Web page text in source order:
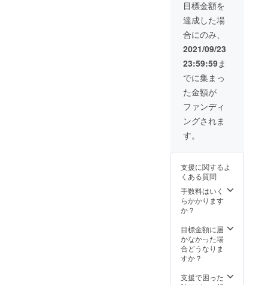
いただ
けれ
ば、こ
ちらで
イラス
成しま
す。 (作
成した
イラス
トは、
お手紙
と共に
ただき
ます！)
※イラス
トが描
き終わ
り次
棄致し
ます。
思って
おりま
す。 ※
面会時
には同
伴者を
つけ、
公共の
場所で
面会し
ます。
※12月以
降を予
すが、
でき次
第の出
張とな
りま
す。
ナ対策
を徹底
して伺
いま
マスク
目標金額を
達成した場
合にのみ、
2021/09/23
23:59:59ま
でに集まっ
た金額が
ファンディ
ングされま
す。
支援に関するよ
くある質問
手数料はいく
らかかります
か？
目標金額に届
かなかった場
合どうなりま
すか？
支援で困った